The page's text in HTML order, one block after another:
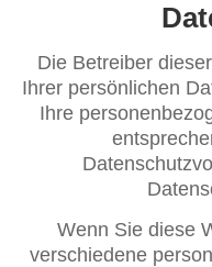
Die Betreiber
Ihrer persönlichen
Ihre
Wenn Sie diese
verschiedene